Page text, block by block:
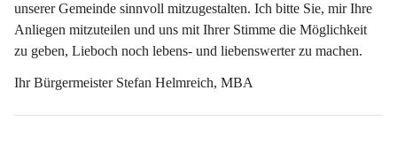
unserer Gemeinde sinnvoll mitzugestalten. Ich bitte Sie, mir Ihre
Anliegen mitzuteilen und uns mit Ihrer Stimme die Möglichkeit
zu geben, Lieboch noch lebens- und liebenswerter zu machen.
Ihr Bürgermeister Stefan Helmreich, MBA